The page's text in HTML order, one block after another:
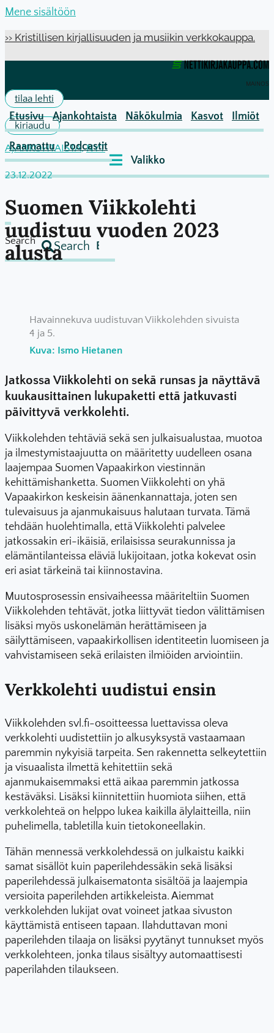
Mene sisältöön
›› Kristillisen kirjallisuuden ja musiikin verkkokauppa.
MAINOS
tilaa lehti
kirjaudu
Etusivu Ajankohtaista Näkökulmia Kasvot Ilmiöt
Raamattu Podcastit
Search Search
AJANKOHTAISTA,NYT
23.12.2022
Suomen Viikkolehti
uudistuu vuoden 2023
alusta
Havainnekuva uudistuvan Viikkolehden sivuista
4 ja 5.
Kuva: Ismo Hietanen
Jatkossa Viikkolehti on sekä runsas ja näyttävä
kuukausittainen lukupaketti että jatkuvasti
päivittyvä verkkolehti.
Viikkolehden tehtäviä sekä sen julkaisualustaa, muotoa
ja ilmestymistaajuutta on määritetty uudelleen osana
laajempaa Suomen Vapaakirkon viestinnän
kehittämishanketta. Suomen Viikkolehti on yhä
Vapaakirkon keskeisin äänenkannattaja, joten sen
tulevaisuus ja ajanmukaisuus halutaan turvata. Tämä
tehdään huolehtimalla, että Viikkolehti palvelee
jatkossakin eri-ikäisiä, erilaisissa seurakunnissa ja
elämäntilanteissa eläviä lukijoitaan, jotka kokevat osin
eri asiat tärkeinä tai kiinnostavina.
Muutosprosessin ensivaiheessa määriteltiin Suomen
Viikkolehden tehtävät, jotka liittyvät tiedon välittämisen
lisäksi myös uskonelämän herättämiseen ja
säilyttämiseen, vapaakirkollisen identiteetin luomiseen ja
vahvistamiseen sekä erilaisten ilmiöiden arviointiin.
Verkkolehti uudistui ensin
Viikkolehden svl.fi-osoitteessa luettavissa oleva
verkkolehti uudistettiin jo alkusyksystä vastaamaan
paremmin nykyisiä tarpeita. Sen rakennetta selkeytettiin
ja visuaalista ilmettä kehitettiin sekä
ajanmukaisemmaksi että aikaa paremmin jatkossa
kestäväksi. Lisäksi kiinnitettiin huomiota siihen, että
verkkolehteä on helppo lukea kaikilla älylaitteilla, niin
puhelimella, tabletilla kuin tietokoneellakin.
Tähän mennessä verkkolehdessä on julkaistu kaikki
samat sisällöt kuin paperilehdessäkin sekä lisäksi
paperilehdessä julkaisematonta sisältöä ja laajempia
versioita paperilehden artikkeleista. Aiemmat
verkkolehden lukijat ovat voineet jatkaa sivuston
käyttämistä entiseen tapaan. Ilahduttavan moni
paperilehden tilaaja on lisäksi pyytänyt tunnukset myös
verkkolehteen, jonka tilaus sisältyy automaattisesti
paperilahden tilaukseen.